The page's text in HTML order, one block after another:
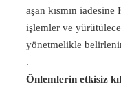
aşan kısmın
işlemler ve
yönetmelikle
.
Önlemlerin etkisiz